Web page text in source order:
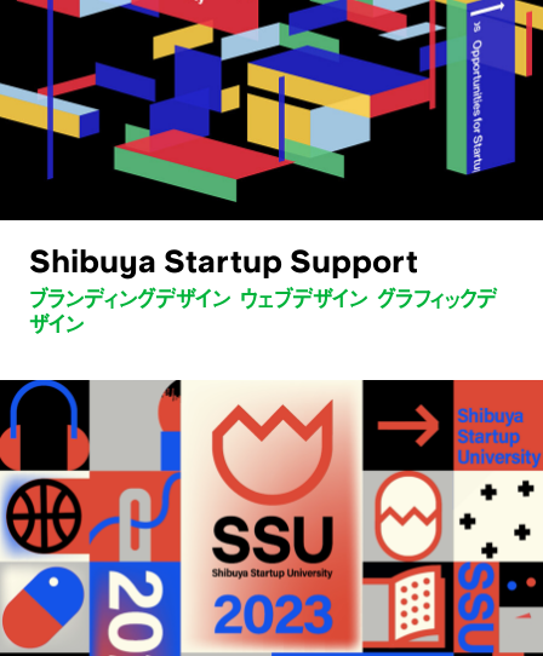
Shibuya Startup Support
ブランディングデザイン ウェブデザイン グラフィックデ
ザイン